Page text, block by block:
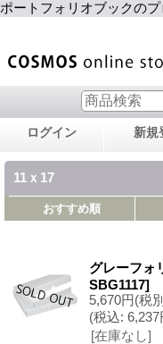
ポートフォリオブックの
ログイン 新規
11ｘ17
おすすめ順
グレーフォ
SBG1117]
5,670円(税
(税込: 6,237
[在庫なし]